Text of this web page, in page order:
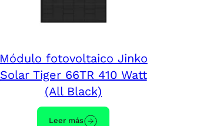
Módulo fotovoltaico Jinko
Solar Tiger 66TR 410 Watt
(All Black)
Leer más